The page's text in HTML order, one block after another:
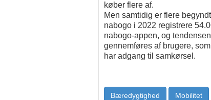
køber flere af.
Men samtidig er flere
nabogo i 2022 registrere
nabogo-appen, og
gennemføres af brugere,
har adgang til samkørsel.
Bæredygtighed Mobilitet